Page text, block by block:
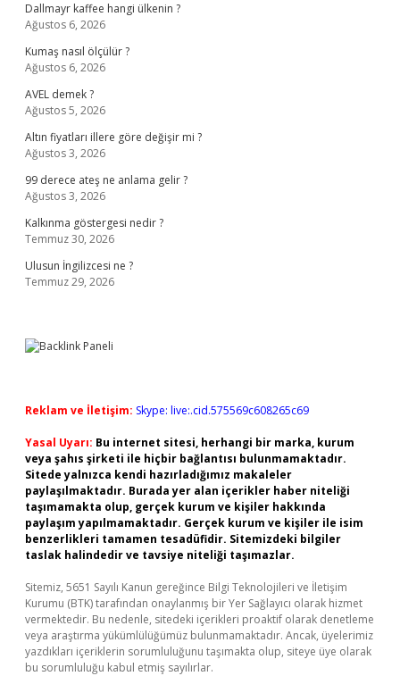
Dallmayr kaffee hangi ülkenin ?
Ağustos 6, 2026
Kumaş nasıl ölçülür ?
Ağustos 6, 2026
AVEL demek ?
Ağustos 5, 2026
Altın fiyatları illere göre değişir mi ?
Ağustos 3, 2026
99 derece ateş ne anlama gelir ?
Ağustos 3, 2026
Kalkınma göstergesi nedir ?
Temmuz 30, 2026
Ulusun İngilizcesi ne ?
Temmuz 29, 2026
Reklam ve İletişim: Skype: live:.cid.575569c608265c69
Yasal Uyarı: Bu internet sitesi, herhangi bir marka, kurum
veya şahıs şirketi ile hiçbir bağlantısı bulunmamaktadır.
Sitede yalnızca kendi hazırladığımız makaleler
paylaşılmaktadır. Burada yer alan içerikler haber niteliği
taşımamakta olup, gerçek kurum ve kişiler hakkında
paylaşım yapılmamaktadır. Gerçek kurum ve kişiler ile isim
benzerlikleri tamamen tesadüfidir. Sitemizdeki bilgiler
taslak halindedir ve tavsiye niteliği taşımazlar.
Sitemiz, 5651 Sayılı Kanun gereğince Bilgi Teknolojileri ve İletişim
Kurumu (BTK) tarafından onaylanmış bir Yer Sağlayıcı olarak hizmet
vermektedir. Bu nedenle, sitedeki içerikleri proaktif olarak denetleme
veya araştırma yükümlülüğümüz bulunmamaktadır. Ancak, üyelerimiz
yazdıkları içeriklerin sorumluluğunu taşımakta olup, siteye üye olarak
bu sorumluluğu kabul etmiş sayılırlar.